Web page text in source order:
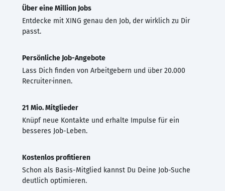
Über eine Million Jobs
Entdecke mit XING genau den Job, der wirklich zu Dir
passt.
Persönliche Job-Angebote
Lass Dich finden von Arbeitgebern und über 20.000
Recruiter·innen.
21 Mio. Mitglieder
Knüpf neue Kontakte und erhalte Impulse für ein
besseres Job-Leben.
Kostenlos profitieren
Schon als Basis-Mitglied kannst Du Deine Job-Suche
deutlich optimieren.